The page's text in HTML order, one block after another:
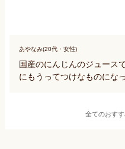
あやなみ(20代・女性)
国産のにんじんのジュース
にもうってつけなものにな
全てのおすす